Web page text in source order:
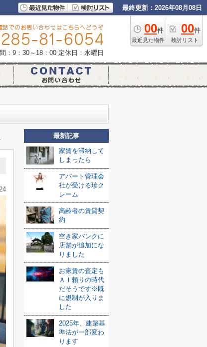
最終更新：2026年08月08日
00件
最近見た物件
00件
検討リスト
：9：30～18：00 定休日：水曜日
最新記事
家賃を滞納して
しまったら
アパート管理会
社が受ける珍ク
レーム
高齢者の賃貸契
約
空き家バンクに
店舗が追加にな
りました
お家賃の査定も
ＡＩ頼りの時代
だそうです※既
に規制が入りま
した
2025年、建築基
準法が一部変わ
ります